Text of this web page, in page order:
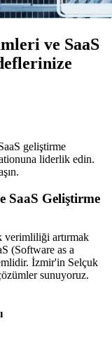
ve SaaS
geliştirme
liderlik edin.
SaaS Geliştirme
verimliliği artırmak
(Software as a
İzmir'in Selçuk
sunuyoruz.